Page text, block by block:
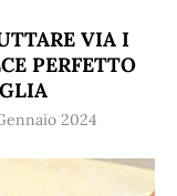
VIA I
PERFETTO
2024